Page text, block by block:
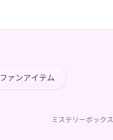
ファンアイテム
ミステリーボック